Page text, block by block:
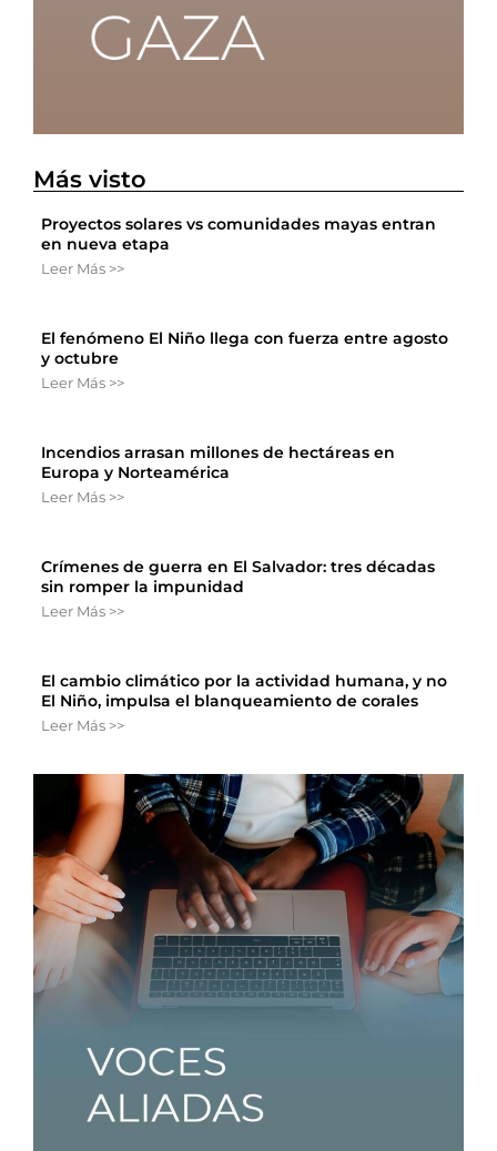
Más visto
Proyectos solares vs comunidades mayas entran
en nueva etapa
Leer Más >>
El fenómeno El Niño llega con fuerza entre agosto
y octubre
Leer Más >>
Incendios arrasan millones de hectáreas en
Europa y Norteamérica
Leer Más >>
Crímenes de guerra en El Salvador: tres décadas
sin romper la impunidad
Leer Más >>
El cambio climático por la actividad humana, y no
El Niño, impulsa el blanqueamiento de corales
Leer Más >>